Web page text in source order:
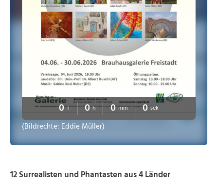
0 T 0 h 0 min 0 sek
(Bildrechte: Eddie Müller)
12 Surrealisten und Phantasten aus 4 Länder